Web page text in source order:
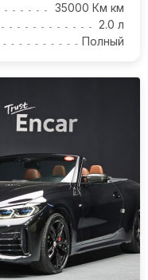
35000 Км км
2.0 л
Полный